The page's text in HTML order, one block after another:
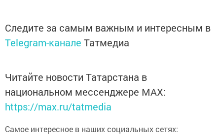
Следите за самым важным и интересным в
Telegram-канале Татмедиа
Читайте новости Татарстана в
национальном мессенджере MАХ:
https://max.ru/tatmedia
Самое интересное в наших социальных сетях: